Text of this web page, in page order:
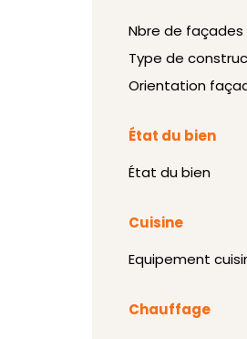
Nbre de façades
Type de
Orientation
État du bien
État du bien
Cuisine
Equipement
Chauffage